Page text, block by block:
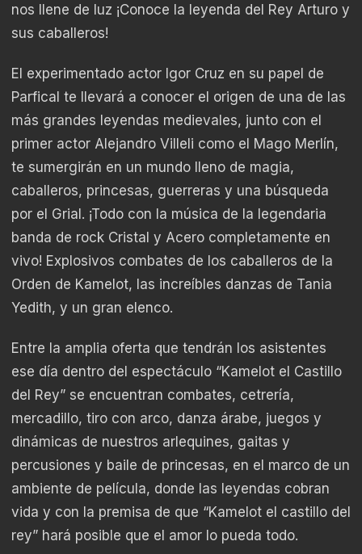
nos llene de luz ¡Conoce la leyenda del Rey Arturo y
sus caballeros!
El experimentado actor Igor Cruz en su papel de
Parfical te llevará a conocer el origen de una de las
más grandes leyendas medievales, junto con el
primer actor Alejandro Villeli como el Mago Merlín,
te sumergirán en un mundo lleno de magia,
caballeros, princesas, guerreras y una búsqueda
por el Grial. ¡Todo con la música de la legendaria
banda de rock Cristal y Acero completamente en
vivo! Explosivos combates de los caballeros de la
Orden de Kamelot, las increíbles danzas de Tania
Yedith, y un gran elenco.
Entre la amplia oferta que tendrán los asistentes
ese día dentro del espectáculo “Kamelot el Castillo
del Rey” se encuentran combates, cetrería,
mercadillo, tiro con arco, danza árabe, juegos y
dinámicas de nuestros arlequines, gaitas y
percusiones y baile de princesas, en el marco de un
ambiente de película, donde las leyendas cobran
vida y con la premisa de que “Kamelot el castillo del
rey” hará posible que el amor lo pueda todo.